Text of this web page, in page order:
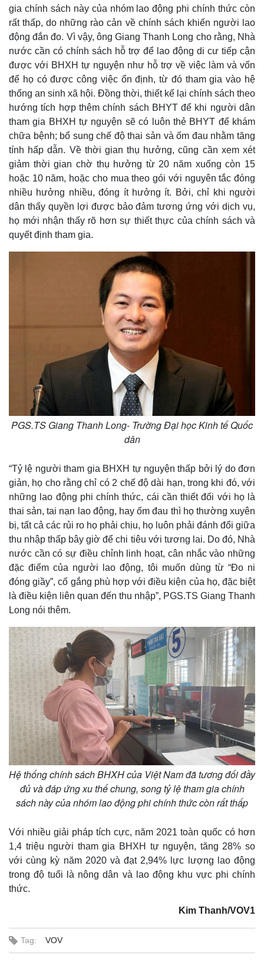
Kinh tế
Bất động sản
Khởi nghiệp
Thị trường
Giá vàng
Tiêu dùng
Tỷ giá
Chứng khoán
Giá cà phê
gia chính sách này của nhóm lao động phi chính thức còn
rất thấp, do những rào cản về chính sách khiến người lao
động đắn đo. Vì vậy, ông Giang Thanh Long cho rằng, Nhà
nước cần có chính sách hỗ trợ để lao động di cư tiếp cận
được với BHXH tự nguyện như hỗ trợ về việc làm và vốn
để họ có được công việc ổn định, từ đó tham gia vào hệ
thống an sinh xã hội. Đồng thời, thiết kế lại chính sách theo
hướng tích hợp thêm chính sách BHYT để khi người dân
tham gia BHXH tự nguyện sẽ có luôn thẻ BHYT để khám
chữa bệnh; bổ sung chế độ thai sản và ốm đau nhằm tăng
tính hấp dẫn. Về thời gian thụ hưởng, cũng cần xem xét
giảm thời gian chờ thụ hưởng từ 20 năm xuống còn 15
hoặc 10 năm, hoặc cho mua theo gói với nguyên tắc đóng
nhiều hưởng nhiều, đóng ít hưởng ít. Bởi, chỉ khi người
dân thấy quyền lợi được bảo đảm tương ứng với dịch vụ,
họ mới nhận thấy rõ hơn sự thiết thực của chính sách và
quyết định tham gia.
PGS.TS Giang Thanh Long- Trường Đại học Kinh tế Quốc
dân
“Tỷ lệ người tham gia BHXH tự nguyện thấp bởi lý do đơn
giản, họ cho rằng chỉ có 2 chế độ dài hạn, trong khi đó, với
những lao động phi chính thức, cái cần thiết đối với họ là
thai sản, tai nạn lao động, hay ốm đau thì họ thường xuyên
bị, tất cả các rủi ro họ phải chịu, họ luôn phải đánh đổi giữa
thu nhập thấp bây giờ để chi tiêu với tương lai. Do đó, Nhà
nước cần có sự điều chỉnh linh hoạt, cân nhắc vào những
đặc điểm của người lao động, tôi muốn dùng từ “Đo ni
đóng giầy”, cố gắng phù hợp với điều kiện của họ, đặc biệt
là điều kiện liên quan đến thu nhập”, PGS.TS Giang Thanh
Long nói thêm.
Hệ thống chính sách BHXH của Việt Nam đã tương đối đầy
đủ và đáp ứng xu thế chung, song tỷ lệ tham gia chính
sách này của nhóm lao động phi chính thức còn rất thấp
Với nhiều giải pháp tích cực, năm 2021 toàn quốc có hơn
1,4 triệu người tham gia BHXH tự nguyện, tăng 28% so
với cùng kỳ năm 2020 và đạt 2,94% lực lượng lao động
trong độ tuổi là nông dân và lao động khu vực phi chính
thức.
Kim Thanh/VOV1
Tag: VOV